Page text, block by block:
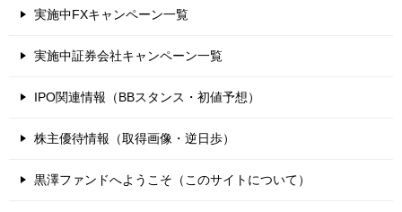
実施中FXキャンペーン一覧
実施中証券会社キャンペーン一覧
IPO関連情報（BBスタンス・初値予想）
株主優待情報（取得画像・逆日歩）
黒澤ファンドへようこそ（このサイトについて）